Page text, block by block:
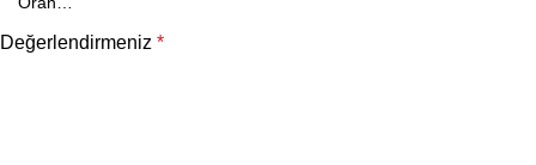
Değerlendirmeniz *